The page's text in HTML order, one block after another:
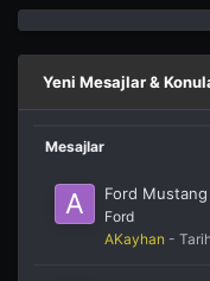
Yeni Mesajlar &
Mesajlar
Ford Mustang
Ford
AKayhan -